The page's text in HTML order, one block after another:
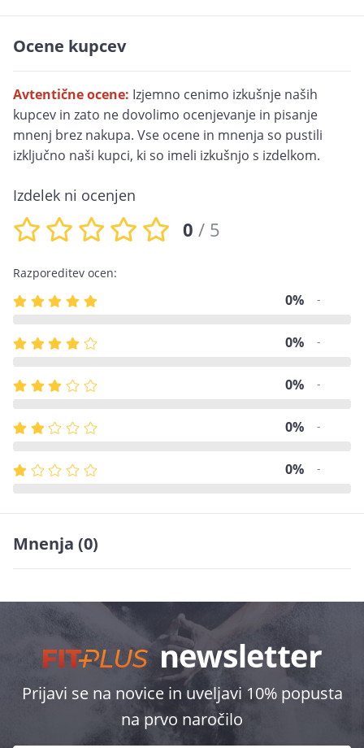
Ocene kupcev
Avtentične ocene: Izjemno cenimo izkušnje naših
kupcev in zato ne dovolimo ocenjevanje in pisanje
mnenj brez nakupa. Vse ocene in mnenja so pustili
izključno naši kupci, ki so imeli izkušnjo s izdelkom.
Izdelek ni ocenjen
0 / 5
Razporeditev ocen:
0% -
0% -
0% -
0% -
0% -
Mnenja (0)
Prijavi se na novice in uveljavi 10% popusta
na prvo naročilo